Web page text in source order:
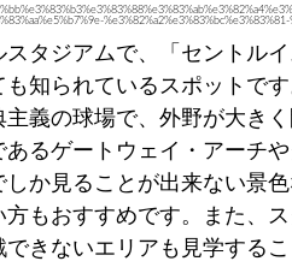
タジアムで、「セントル
も知られているスポットで
主義の球場で、外野が大き
あるゲートウェイ・アーチ
しか見ることが出来ない景
もおすすめです。また、
きないエリアも見学するこ